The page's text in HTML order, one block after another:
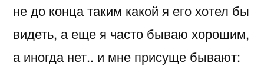
не до конца таким какой я его хотел бы
видеть, а еще я часто бываю хорошим,
а иногда нет.. и мне присуще бывают: